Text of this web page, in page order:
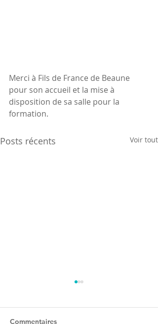
Merci à Fils de France de Beaune
pour son accueil et la mise à
disposition de sa salle pour la
formation.
Posts récents Voir tout
Commentaires